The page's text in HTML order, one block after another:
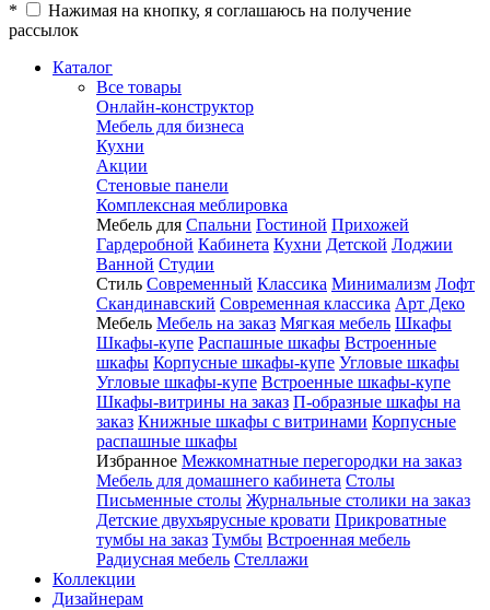
*
Нажимая на кнопку, я соглашаюсь на получение
рассылок
Каталог
Все товары
Онлайн-конструктор
Мебель для бизнеса
Кухни
Акции
Стеновые панели
Комплексная меблировка
Мебель для Спальни Гостиной Прихожей
Гардеробной Кабинета Кухни Детской Лоджии
Ванной Студии
Стиль Современный Классика Минимализм Лофт
Скандинавский Современная классика Арт Деко
Мебель Мебель на заказ Мягкая мебель Шкафы
Шкафы-купе Распашные шкафы Встроенные
шкафы Корпусные шкафы-купе Угловые шкафы
Угловые шкафы-купе Встроенные шкафы-купе
Шкафы-витрины на заказ П-образные шкафы на
заказ Книжные шкафы с витринами Корпусные
распашные шкафы
Избранное Межкомнатные перегородки на заказ
Мебель для домашнего кабинета Столы
Письменные столы Журнальные столики на заказ
Детские двухъярусные кровати Прикроватные
тумбы на заказ Тумбы Встроенная мебель
Радиусная мебель Стеллажи
Коллекции
Дизайнерам